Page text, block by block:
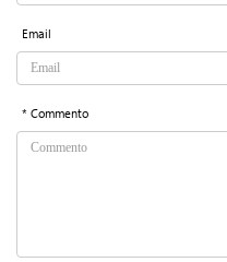
Email
* Commento